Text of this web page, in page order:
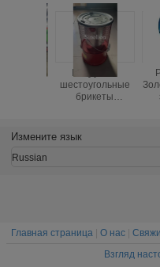
BBQ уголь
шестоугольные
брикеты
печи уголь гриль
Измените язык
Russian
Главная страница| О нас|
Взгляд